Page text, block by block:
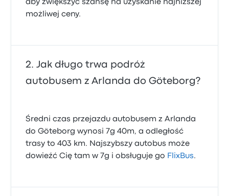
aby zwiększyć szansę na uzyskanie najniższej
możliwej ceny.
Jak długo trwa podróż
autobusem z Arlanda do Göteborg?
Średni czas przejazdu autobusem z Arlanda
do Göteborg wynosi 7g 40m, a odległość
trasy to 403 km. Najszybszy autobus może
dowieźć Cię tam w 7g i obsługuje go FlixBus.